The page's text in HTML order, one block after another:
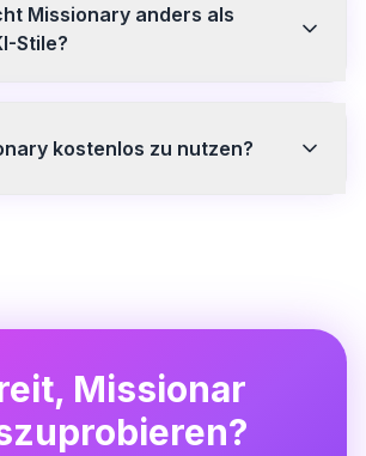
der Kategorie Positionen aus und klicken
Sie erhalten in wenigen Sekunden
Missionary anders als
Stile?
von anderen KI-Stilen ab. Mit jeder
die Ausgabewqualität verbessert, was
kostenlos zu nutzen?
Missionar